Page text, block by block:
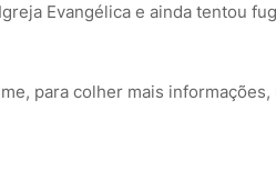
Evangélica e ainda tentou
para colher mais informações,